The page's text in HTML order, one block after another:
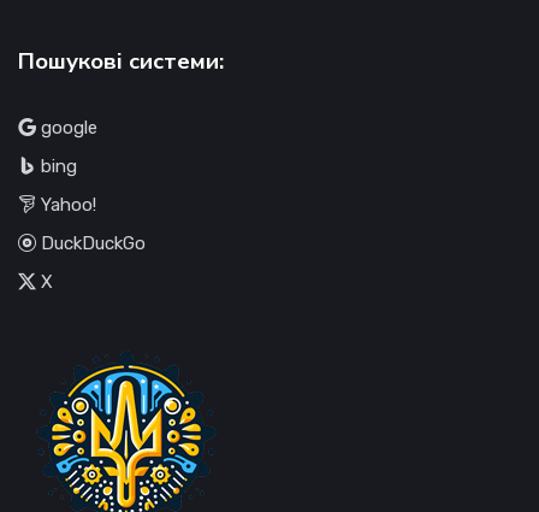
Пошукові системи:
google
bing
Yahoo!
DuckDuckGo
X